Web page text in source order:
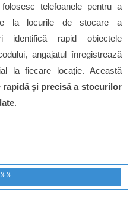
telefoanele pentru a
la locurile de stocare a
identifică rapid obiectele
angajatul înregistrează
la fiecare locație. Această
rapidă și precisă a stocurilor
.